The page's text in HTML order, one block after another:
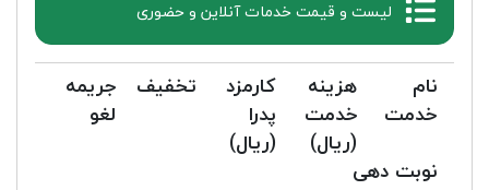
لیست و قیمت خدمات آنلاین و حضوری
نام
خدمت
هزینه
خدمت
(ریال)
کارمزد
پدرا
(ریال)
تخفیف
جریمه
لغو
نوبت دهی